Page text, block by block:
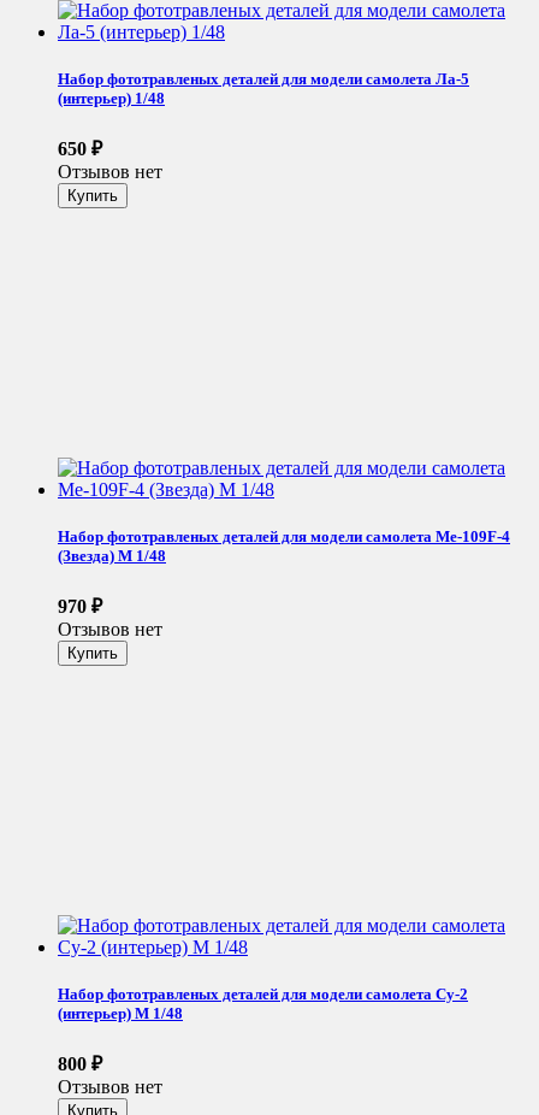
Набор фототравленых деталей для модели самолета Ла-5
(интерьер) 1/48
650 ₽
Отзывов нет
Набор фототравленых деталей для модели самолета Me-109F-4
(Звезда) М 1/48
970 ₽
Отзывов нет
Набор фототравленых деталей для модели самолета Су-2
(интерьер) М 1/48
800 ₽
Отзывов нет